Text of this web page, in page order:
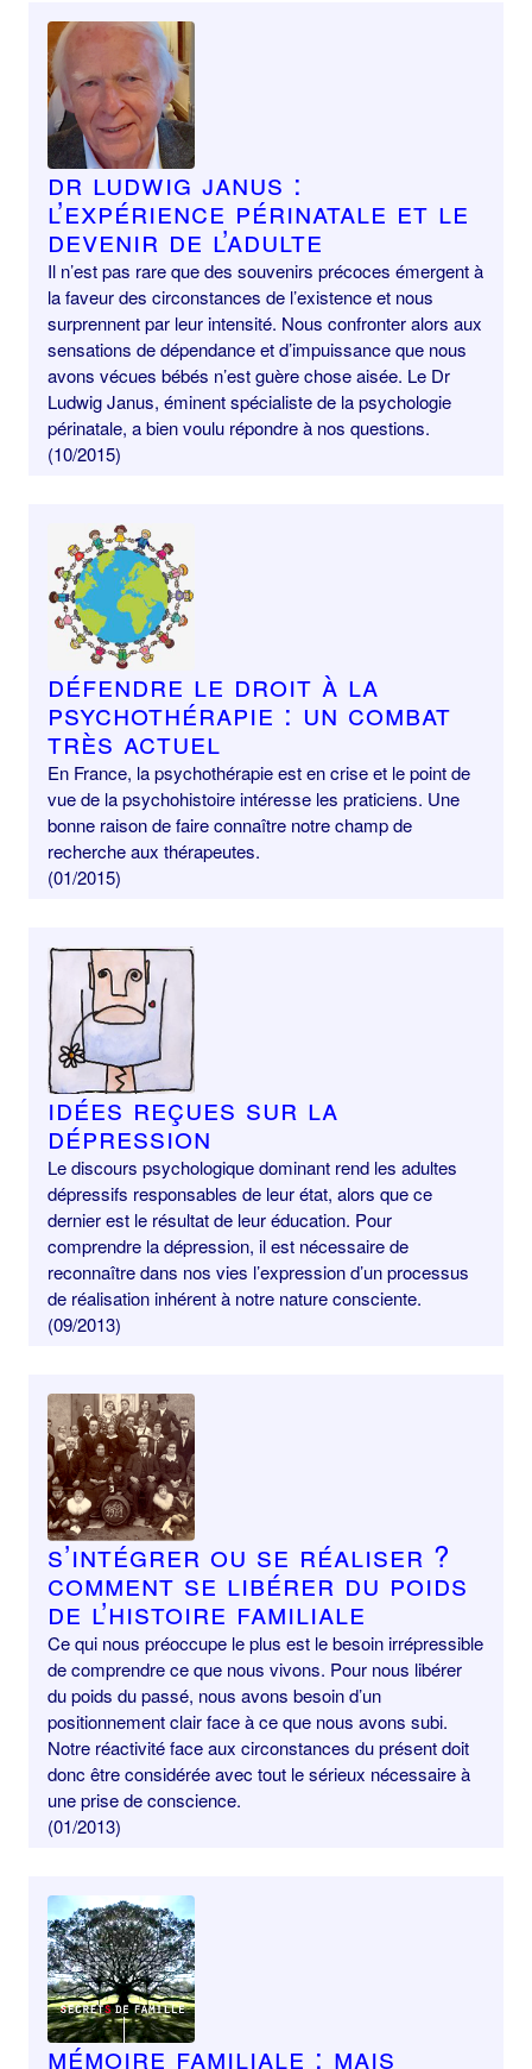
Dr Ludwig Janus :
l’expérience périnatale et le
devenir de l’adulte
Il n’est pas rare que des souvenirs précoces émergent à
la faveur des circonstances de l’existence et nous
surprennent par leur intensité. Nous confronter alors aux
sensations de dépendance et d’impuissance que nous
avons vécues bébés n’est guère chose aisée. Le Dr
Ludwig Janus, éminent spécialiste de la psychologie
périnatale, a bien voulu répondre à nos questions.
(10/2015)
Défendre le droit à la
psychothérapie : un combat
très actuel
En France, la psychothérapie est en crise et le point de
vue de la psychohistoire intéresse les praticiens. Une
bonne raison de faire connaître notre champ de
recherche aux thérapeutes.
(01/2015)
Idées reçues sur la
dépression
Le discours psychologique dominant rend les adultes
dépressifs responsables de leur état, alors que ce
dernier est le résultat de leur éducation. Pour
comprendre la dépression, il est nécessaire de
reconnaître dans nos vies l’expression d’un processus
de réalisation inhérent à notre nature consciente.
(09/2013)
S’intégrer ou se réaliser ?
Comment se libérer du poids
de l’histoire familiale
Ce qui nous préoccupe le plus est le besoin irrépressible
de comprendre ce que nous vivons. Pour nous libérer
du poids du passé, nous avons besoin d’un
positionnement clair face à ce que nous avons subi.
Notre réactivité face aux circonstances du présent doit
donc être considérée avec tout le sérieux nécessaire à
une prise de conscience.
(01/2013)
Mémoire familiale : mais